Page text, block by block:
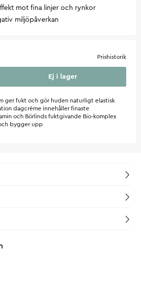
mot fina linjer och rynkor
miljöpåverkan
Prishistorik
Ej i lager
ger fukt och gör huden naturligt elastisk
dagcrème innehåller finaste
och Börlinds fuktgivande Bio-komplex
bygger upp